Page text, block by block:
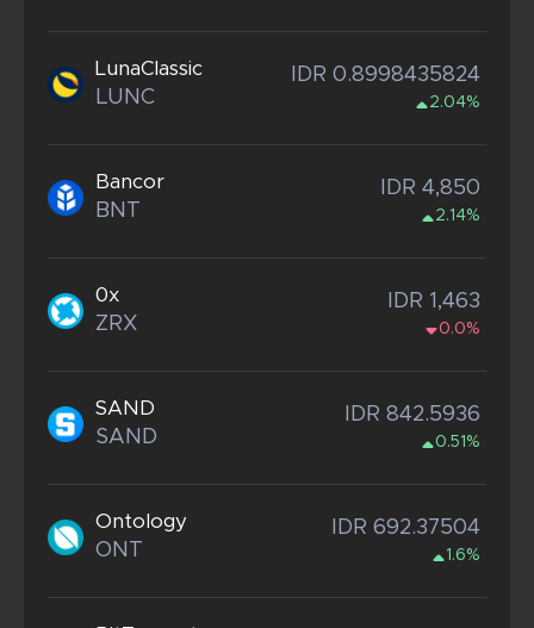
LunaClassic
LUNC
IDR 0.8998435824
2.04%
Bancor
BNT
IDR 4,850
2.14%
0x
ZRX
IDR 1,463
0.0%
SAND
SAND
IDR 842.5936
0.51%
Ontology
ONT
IDR 692.37504
1.6%